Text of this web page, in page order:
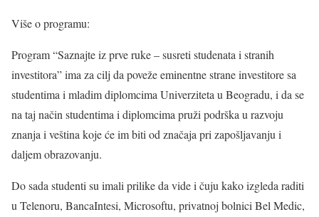
Više o programu:
Program “Saznajte iz prve ruke – susreti studenata i stranih
investitora” ima za cilj da poveže eminentne strane investitore sa
studentima i mladim diplomcima Univerziteta u Beogradu, i da se
na taj način studentima i diplomcima pruži podrška u razvoju
znanja i veština koje će im biti od značaja pri zapošljavanju i
daljem obrazovanju.
Do sada studenti su imali prilike da vide i čuju kako izgleda raditi
u Telenoru, BancaIntesi, Microsoftu, privatnoj bolnici Bel Medic,